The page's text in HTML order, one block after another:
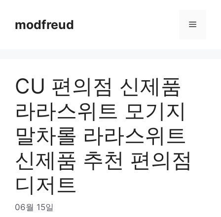
contentmodfreud Menu
CU 편의점 신제품
라라스위트 모기지
말차롤 라라스위트
신제품 추천 편의점
디저트
06월 15일